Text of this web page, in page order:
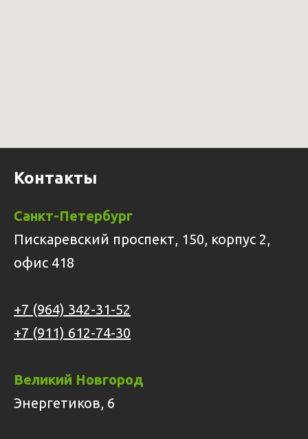
Контакты
Санкт-Петербург
Пискаревский проспект, 150, корпус 2,
офис 418
+7 (964) 342-31-52
+7 (911) 612-74-30
Великий Новгород
Энергетиков, 6